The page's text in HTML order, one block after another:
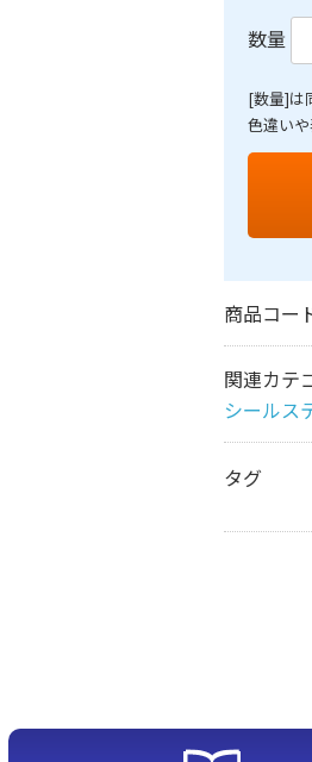
数量
[数量]は
色違い
商品コー
関連カテ
シールス
タグ